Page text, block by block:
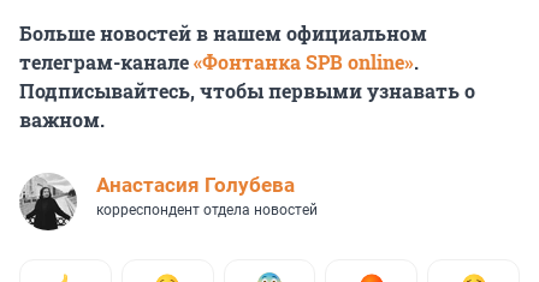
Больше новостей в нашем официальном
телеграм-канале«Фонтанка SPB online».
Подписывайтесь, чтобы первыми узнавать о
важном.
Анастасия Голубева
корреспондент отдела новостей